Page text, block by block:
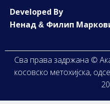
Developed By
Ненад & Филип
Сва права задржана ©
косовско метохијска,